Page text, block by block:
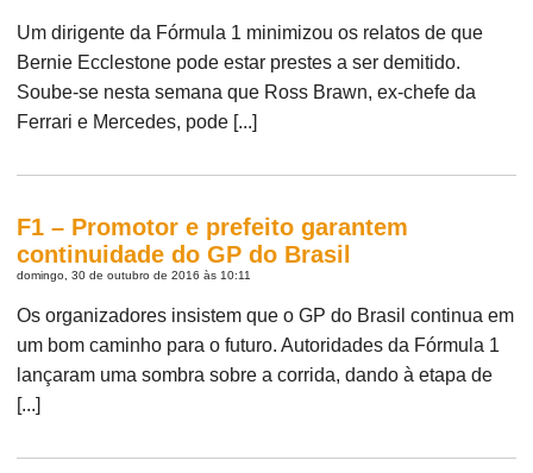
Um dirigente da Fórmula 1 minimizou os relatos de que
Bernie Ecclestone pode estar prestes a ser demitido.
Soube-se nesta semana que Ross Brawn, ex-chefe da
Ferrari e Mercedes, pode [...]
F1 – Promotor e prefeito garantem
continuidade do GP do Brasil
domingo, 30 de outubro de 2016 às 10:11
Os organizadores insistem que o GP do Brasil continua em
um bom caminho para o futuro. Autoridades da Fórmula 1
lançaram uma sombra sobre a corrida, dando à etapa de
[...]